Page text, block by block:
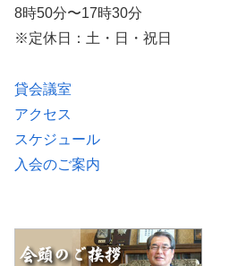
8時50分〜17時30分
※定休日：土・日・祝日
貸会議室
アクセス
スケジュール
入会のご案内